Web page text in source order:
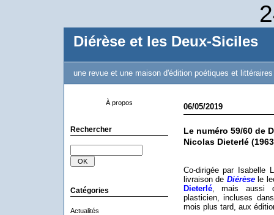
Diérèse et les Deux-Siciles
une revue et une maison d'édition poétiques et littéraires
À propos
Rechercher
Catégories
Actualités
06/05/2019
Le numéro 59/60 de
Nicolas Dieterlé
Co-dirigée par Isabelle
livraison de Diérèsele
Dieterlé, mais aussi
plasticien, incluses
mois plus tard, aux